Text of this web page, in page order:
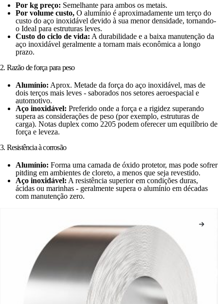
Por kg preço: Semelhante para ambos os metais.
Por volume custo, O alumínio é aproximadamente um terço do
custo do aço inoxidável devido à sua menor densidade, tornando-
o Ideal para estruturas leves.
Custo do ciclo de vida: A durabilidade e a baixa manutenção da
aço inoxidável geralmente a tornam mais econômica a longo
prazo.
2. Razão de força para peso
Alumínio: Aprox. Metade da força do aço inoxidável, mas de
dois terços mais leves - saborados nos setores aeroespacial e
automotivo.
Aço inoxidável: Preferido onde a força e a rigidez superando
supera as considerações de peso (por exemplo, estruturas de
carga). Notas duplex como 2205 podem oferecer um equilíbrio de
força e leveza.
3. Resistência à corrosão
Alumínio: Forma uma camada de óxido protetor, mas pode sofrer
pitding em ambientes de cloreto, a menos que seja revestido.
Aço inoxidável: A resistência superior em condições duras,
ácidas ou marinhas - geralmente supera o alumínio em décadas
com manutenção zero.